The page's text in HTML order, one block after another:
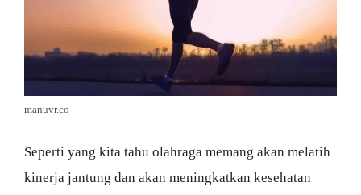
manuvr.co
Seperti yang kita tahu olahraga memang akan melatih
kinerja jantung dan akan meningkatkan kesehatan